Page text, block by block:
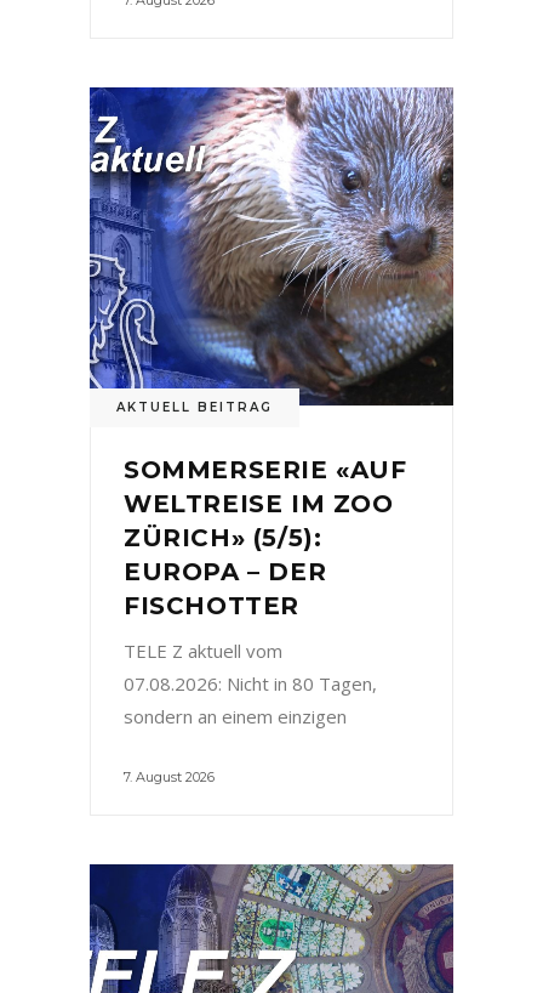
AKTUELL BEITRAG
SOMMERSERIE «AUF
WELTREISE IM ZOO
ZÜRICH» (5/5):
EUROPA – DER
FISCHOTTER
TELE Z aktuell vom
07.08.2026: Nicht in 80 Tagen,
sondern an einem einzigen
7. August 2026